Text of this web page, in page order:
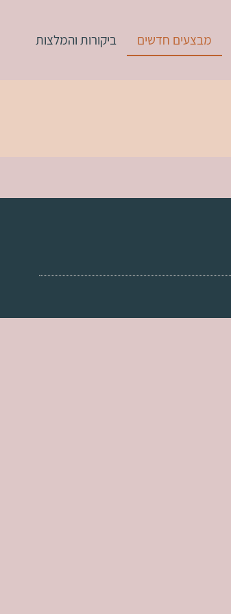
מבצעים חדשים ביקורות והמלצות